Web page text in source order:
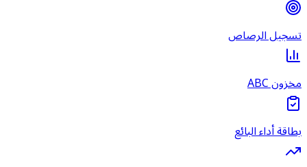
تسجيل الرصاص
مخزون ABC
بطاقة أداء البائع